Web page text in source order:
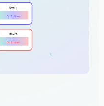
Styl 1
Do 8 minut
Styl 2
Do 8 minut
♫